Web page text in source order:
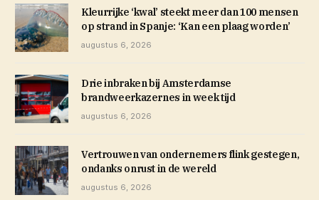
Kleurrijke ‘kwal’ steekt meer dan 100 mensen
op strand in Spanje: ‘Kan een plaag worden’
augustus 6, 2026
Drie inbraken bij Amsterdamse
brandweerkazernes in week tijd
augustus 6, 2026
Vertrouwen van ondernemers flink gestegen,
ondanks onrust in de wereld
augustus 6, 2026